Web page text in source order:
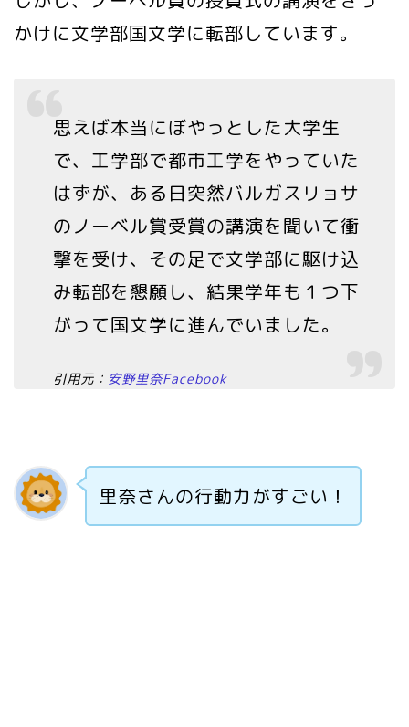
かけに文学部国文学に転部しています。
思えば本当にぼやっとした大学生
で、工学部で都市工学をやっていた
はずが、ある日突然バルガスリョサ
のノーベル賞受賞の講演を聞いて衝
撃を受け、その足で文学部に駆け込
み転部を懇願し、結果学年も１つ下
がって国文学に進んでいました。
引用元： 安野里奈Facebook
里奈さんの行動力がすごい！